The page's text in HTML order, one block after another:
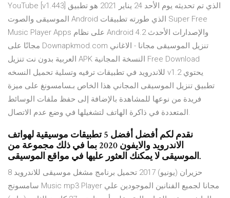
YouTube [v1.443] الذي تم تحديثه يوم الأحد 24 يناير 2021 هو تطبيق
الموسيقى والصوت Android الذي طورته تطبيقات Super Free
Music Player Apps على نظام Android 4.2 والإصدارات الأحدث
مجانًا على Downapkmod.com تنزيل الموسيقى مجانا - الاغاني
العربية بدون نت تنزيل APK النسخة المجانية Free Download
للاندرويد في تطبيقات ترفيه وتسلية تحميل النسخه v1.2 يحتوي
تطبيق تنزيل الموسيقى المجاني هذا الخاص بـسامسونغ على ميزة
فريدة من نوعها للمشاهدة بالإضافة إلى حفظ ملفات الوسائط
المتعددة في ذاكرة الهاتف لتشغيلها في وضع عدم الاتصال.
نقدم لكم أفضل أفضل 5 تطبيقات موسيقية لهواتف
الاندرويد والايفون 2020 بما في ذلك مجموعة من
الموسيقى لا يمكنك العثور عليها في مواقع الموسيقى.
8 حزيران (يونيو) 2017 تحميل برنامج مشغل موسيقى للاندرويد
سامسونج Music mp3 Player مجانا لجميع الفنانين الموجودين علي